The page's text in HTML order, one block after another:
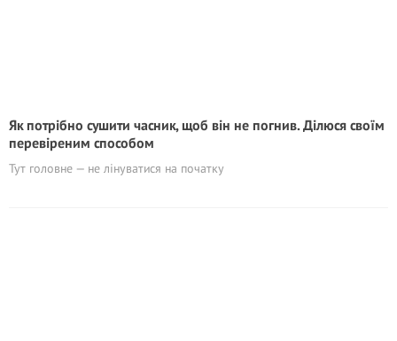
Як потрібно сушити часник, щоб він не погнив. Ділюся своїм
перевіреним способом
Тут головне — не лінуватися на початку